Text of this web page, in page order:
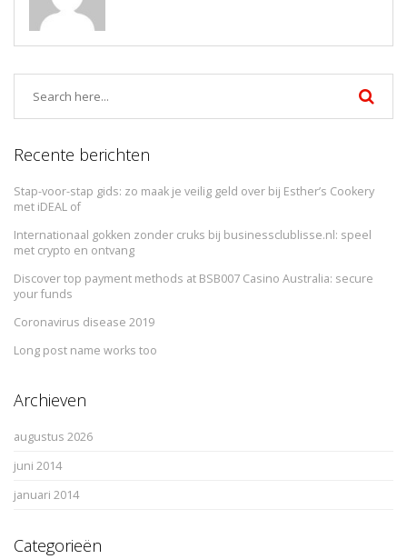
Recente berichten
Stap-voor-stap gids: zo maak je veilig geld over bij Esther’s Cookery
met iDEAL of
Internationaal gokken zonder cruks bij businessclublisse.nl: speel
met crypto en ontvang
Discover top payment methods at BSB007 Casino Australia: secure
your funds
Coronavirus disease 2019
Long post name works too
Archieven
augustus 2026
juni 2014
januari 2014
Categorieën